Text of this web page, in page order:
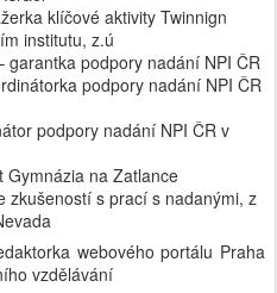
klíčové aktivity Twinnign
institutu, z.ú
garantka podpory nadání NPI ČR
podpory nadání NPI ČR
podpory nadání NPI ČR v
Gymnázia na Zatlance
zkušeností s prací s nadanými, z
webového portálu Praha
vzdělávání